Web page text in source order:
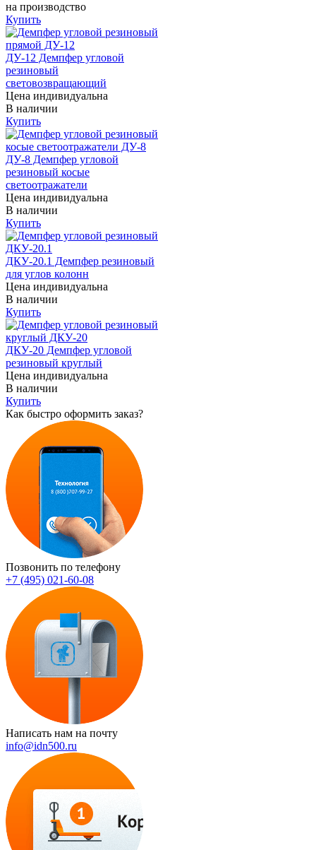
на производство
Купить
ДУ-12 Демпфер угловой
резиновый
световозвращающий
Цена индивидуальна
В наличии
Купить
ДУ-8 Демпфер угловой
резиновый косые
светоотражатели
Цена индивидуальна
В наличии
Купить
ДКУ-20.1 Демпфер резиновый
для углов колонн
Цена индивидуальна
В наличии
Купить
ДКУ-20 Демпфер угловой
резиновый круглый
Цена индивидуальна
В наличии
Купить
Как быстро оформить заказ?
Позвонить по телефону
+7 (495) 021-60-08
Написать нам на почту
info@idn500.ru